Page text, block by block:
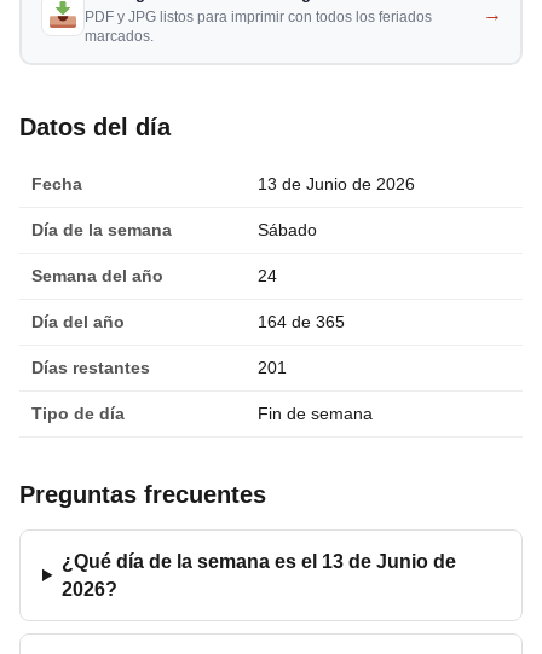
PDF y JPG listos para imprimir con todos los feriados
marcados.
→
Datos del día
Fecha 13 de Junio de 2026
Día de la semana Sábado
Semana del año 24
Día del año 164 de 365
Días restantes 201
Tipo de día Fin de semana
Preguntas frecuentes
¿Qué día de la semana es el 13 de Junio de
2026?